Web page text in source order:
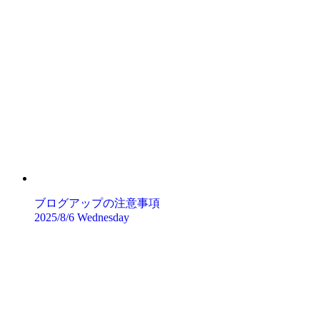
ブログアップの注意事項
2025/8/6 Wednesday